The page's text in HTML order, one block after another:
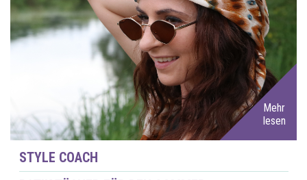
Mehr
lesen
STYLE COACH